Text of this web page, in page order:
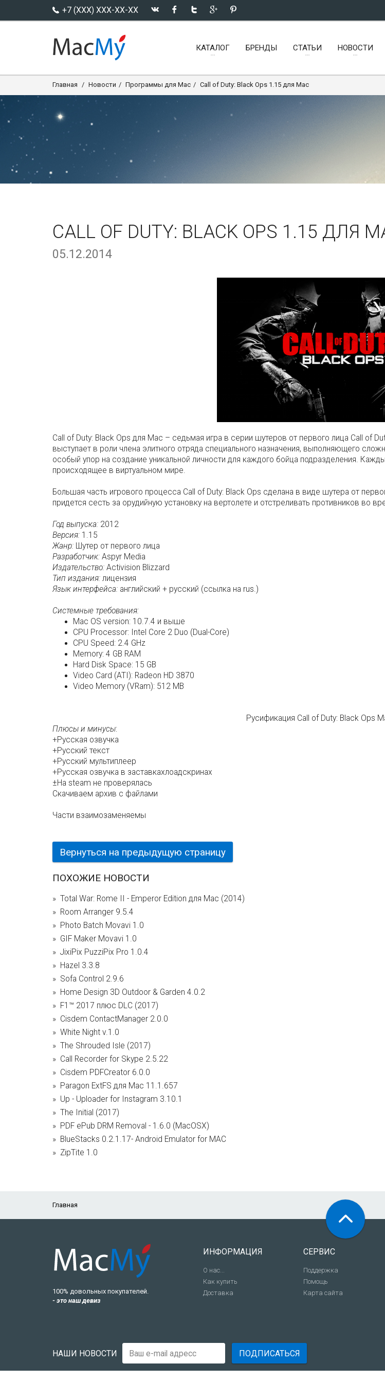
+7 (XXX) XXX-XX-XX
КАТАЛОГ БРЕНДЫ СТАТЬИ НОВОСТИ
Главная Новости Программы для Mac Call of Duty: Black Ops 1.15 для Mac
CALL OF DUTY: BLACK OPS 1.15 ДЛЯ
05.12.2014
Call of Duty: Black Ops для Mac – седьмая игра в серии шутеров от первого лица Call of
выступает в роли члена элитного отряда специального назначения, выполняющего
особый упор на создание уникальной личности для каждого бойца подразделения.
происходящее в виртуальном мире.
Большая часть игрового процесса Call of Duty: Black Ops сделана в виде шутера от
придется сесть за орудийную установку на вертолете и отстреливать противников во
Год выпуска: 2012
Версия: 1.15
Жанр: Шутер от первого лица
Разработчик: Aspyr Media
Издательство: Activision Blizzard
Тип издания: лицензия
Язык интерфейса: английский + русский (ссылка на rus.)
Системные требования:
Mac OS version: 10.7.4 и выше
CPU Processor: Intel Core 2 Duo (Dual-Core)
CPU Speed: 2.4 GHz
Memory: 4 GB RAM
Hard Disk Space: 15 GB
Video Card (ATI): Radeon HD 3870
Video Memory (VRam): 512 MB
Русификация Call of Duty: Black Ops
Плюсы и минусы:
+Русская озвучка
+Русский текст
+Русский мультиплеер
+Русская озвучка в заставкахлоадскринах
±На steam не проверялась
Скачиваем архив с файлами
Части взаимозаменяемы
Вернуться на предыдущую страницу
ПОХОЖИЕ НОВОСТИ
Total War: Rome II - Emperor Edition для Mac (2014)
Room Arranger 9.5.4
Photo Batch Movavi 1.0
GIF Maker Movavi 1.0
JixiPix PuzziPix Pro 1.0.4
Hazel 3.3.8
Sofa Control 2.9.6
Home Design 3D Outdoor & Garden 4.0.2
F1™ 2017 плюс DLC (2017)
Cisdem ContactManager 2.0.0
White Night v.1.0
The Shrouded Isle (2017)
Call Recorder for Skype 2.5.22
Cisdem PDFCreator 6.0.0
Paragon ExtFS для Mac 11.1.657
Up - Uploader for Instagram 3.10.1
The Initial (2017)
PDF ePub DRM Removal - 1.6.0 (MacOSX)
BlueStacks 0.2.1.17- Android Emulator for MAC
ZipTite 1.0
Главная
100% довольных покупателей.
- это наш девиз
ИНФОРМАЦИЯ
О нас...
Как купить
Доставка
СЕРВИС
Поддержка
Помощь
Карта сайта
НАШИ НОВОСТИ ПОДПИСАТЬСЯ